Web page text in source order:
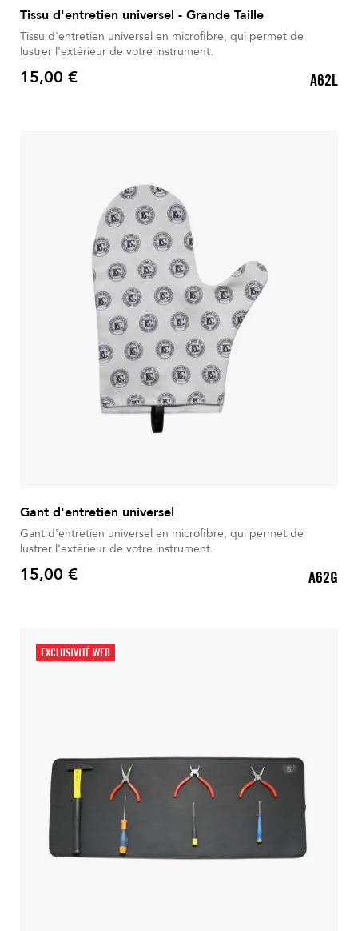
Tissu d'entretien universel - Grande Taille
Tissu d'entretien universel en microfibre, qui permet de
lustrer l'extérieur de votre instrument.
Prix
15,00 € A62L
Gant d'entretien universel
Gant d'entretien universel en microfibre, qui permet de
lustrer l'extérieur de votre instrument.
Prix
15,00 € A62G
EXCLUSIVITÉ WEB